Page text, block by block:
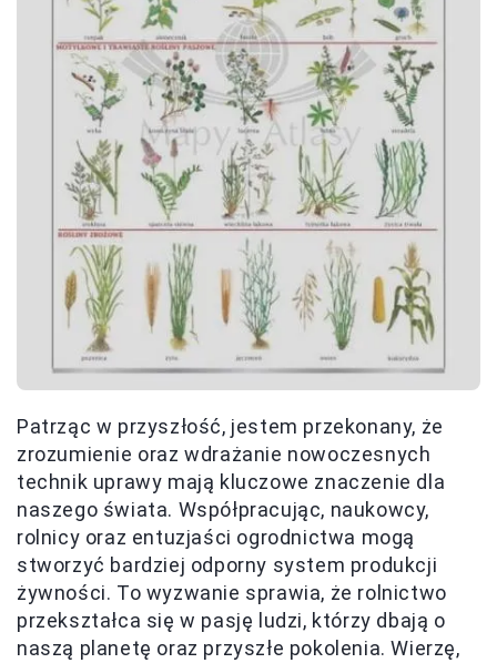
Patrząc w przyszłość, jestem przekonany, że
zrozumienie oraz wdrażanie nowoczesnych
technik uprawy mają kluczowe znaczenie dla
naszego świata. Współpracując, naukowcy,
rolnicy oraz entuzjaści ogrodnictwa mogą
stworzyć bardziej odporny system produkcji
żywności. To wyzwanie sprawia, że rolnictwo
przekształca się w pasję ludzi, którzy dbają o
naszą planetę oraz przyszłe pokolenia. Wierzę,